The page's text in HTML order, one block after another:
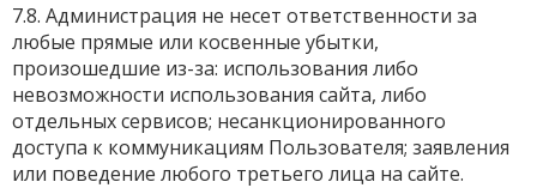
7.8. Администрация не несет ответственности за
любые прямые или косвенные убытки,
произошедшие из-за: использования либо
невозможности использования сайта, либо
отдельных сервисов; несанкционированного
доступа к коммуникациям Пользователя; заявления
или поведение любого третьего лица на сайте.